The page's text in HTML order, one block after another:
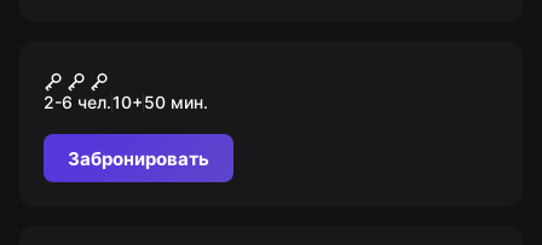
Миссия "Сигма"
2-6 чел.10+50 мин.
Забронировать